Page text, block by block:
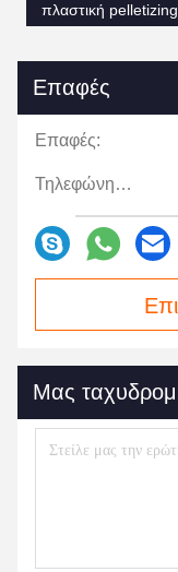
πλαστική
Επαφές
Επαφές:
Τηλεφώνημα:
Μας